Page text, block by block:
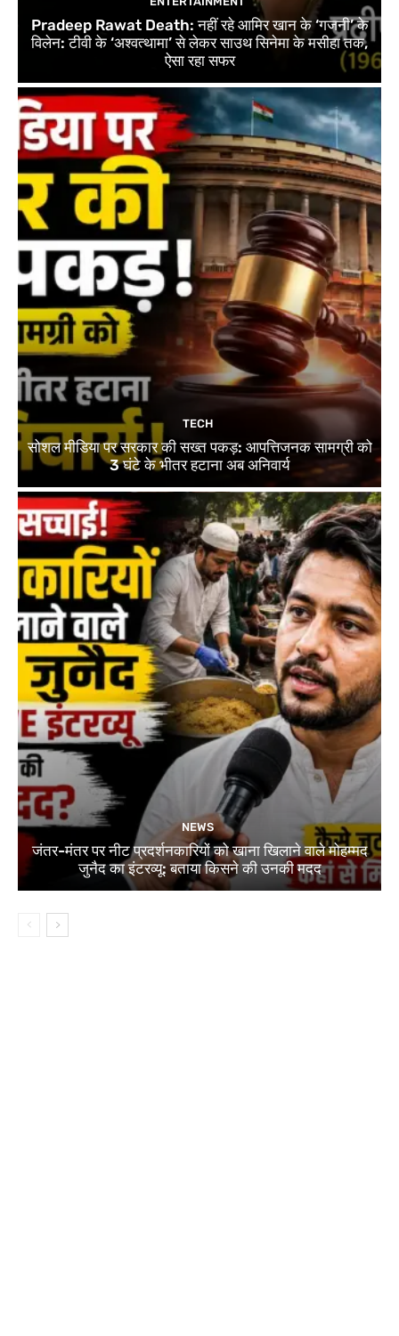
Pradeep Rawat Death: नहीं रहे आमिर खान के ‘गजनी’ के
विलेन: टीवी के ‘अश्वत्थामा’ से लेकर साउथ सिनेमा के मसीहा तक,
ऐसा रहा सफर
TECH
सोशल मीडिया पर सरकार की सख्त पकड़: आपत्तिजनक सामग्री को
3 घंटे के भीतर हटाना अब अनिवार्य
NEWS
जंतर-मंतर पर नीट प्रदर्शनकारियों को खाना खिलाने वाले मोहम्मद
जुनैद का इंटरव्यू: बताया किसने की उनकी मदद